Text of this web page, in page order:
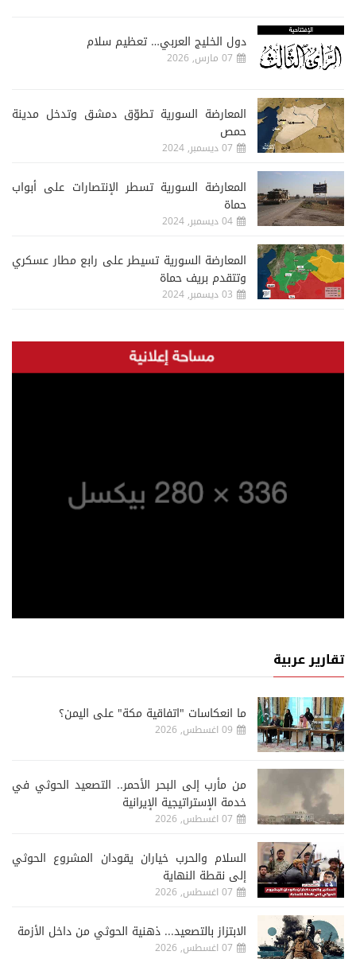
دول الخليج العربي… تعظيم سلام
07 مارس, 2026
المعارضة السورية تطوّق دمشق وتدخل مدينة
حمص
07 ديسمبر, 2024
المعارضة السورية تسطر الإنتصارات على أبواب
حماة
04 ديسمبر, 2024
المعارضة السورية تسيطر على رابع مطار عسكري
وتتقدم بريف حماة
03 ديسمبر, 2024
تقارير عربية
ما انعكاسات "اتفاقية مكة" على اليمن؟
09 اغسطس, 2026
من مأرب إلى البحر الأحمر.. التصعيد الحوثي في
خدمة الإستراتيجية الإيرانية
07 اغسطس, 2026
السلام والحرب خياران يقودان المشروع الحوثي
إلى نقطة النهاية
07 اغسطس, 2026
الابتزاز بالتصعيد... ذهنية الحوثي من داخل الأزمة
07 اغسطس, 2026